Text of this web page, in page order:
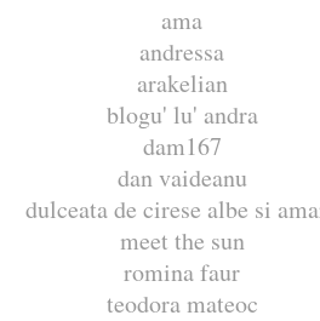
ama
andressa
arakelian
blogu' lu' andra
dam167
dan vaideanu
dulceata de cirese albe si
meet the sun
romina faur
teodora mateoc